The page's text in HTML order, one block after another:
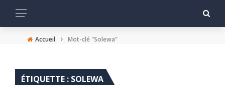
Accueil › Mot-clé "Solewa"
ÉTIQUETTE : SOLEWA